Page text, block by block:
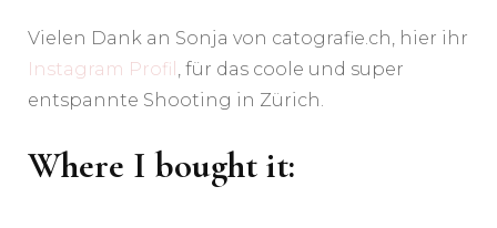
Vielen Dank an Sonja von catografie.ch, hier ihr
Instagram Profil , für das coole und super
entspannte Shooting in Zürich.
Where I bought it: